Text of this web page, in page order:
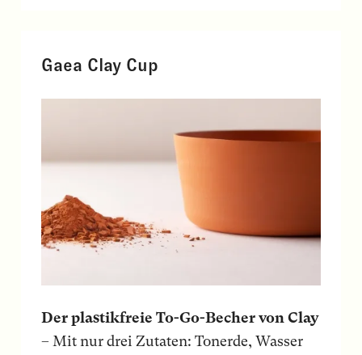
Gaea Clay Cup
Der plastikfreie To-Go-Becher von Clay
– Mit nur drei Zutaten: Tonerde, Wasser